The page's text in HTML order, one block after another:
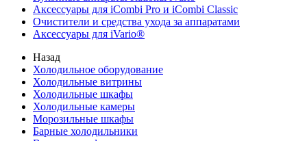
Аксессуары для iCombi Pro и iCombi Classic
Очистители и средства ухода за аппаратами
Аксессуары для iVario®
Назад
Холодильное оборудование
Холодильные витрины
Холодильные шкафы
Холодильные камеры
Морозильные шкафы
Барные холодильники